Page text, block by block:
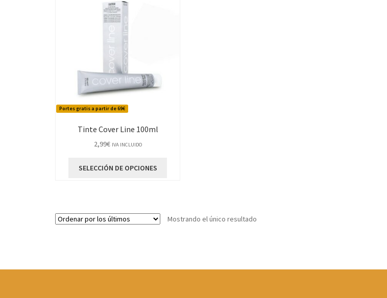
Portes gratis a partir de 69€
Tinte Cover Line 100ml
2,99€ IVA INCLUIDO
SELECCIÓN DE OPCIONES
Las
Mostrando el único resultado